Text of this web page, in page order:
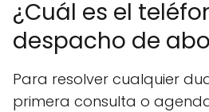
¿Cuál es el
despacho de
Para resolver cualquier
primera consulta o